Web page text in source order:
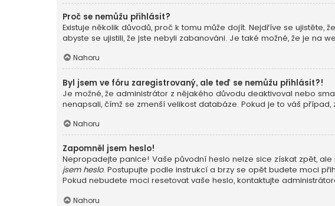
Proč se nemůžu přihlásit?
Existuje několik důvodů, proč k tomu může dojít. Nejdříve se
abyste se ujistili, že jste nebyli zabanováni. Je také možné, že je na
Nahoru
Byl jsem ve fóru zaregistrovaný, ale teď se nemůžu přihlásit?!
Je možné, že administrátor z nějakého důvodu deaktivoval nebo
nenapsali, čímž se zmenší velikost databáze. Pokud je to váš
Nahoru
Zapomněl jsem heslo!
Nepropadejte panice! Vaše původní heslo nelze sice získat zpět,
jsem heslo. Postupujte podle instrukcí a brzy se opět budete moci
Pokud nebudete moci resetovat vaše heslo, kontaktujte
Nahoru